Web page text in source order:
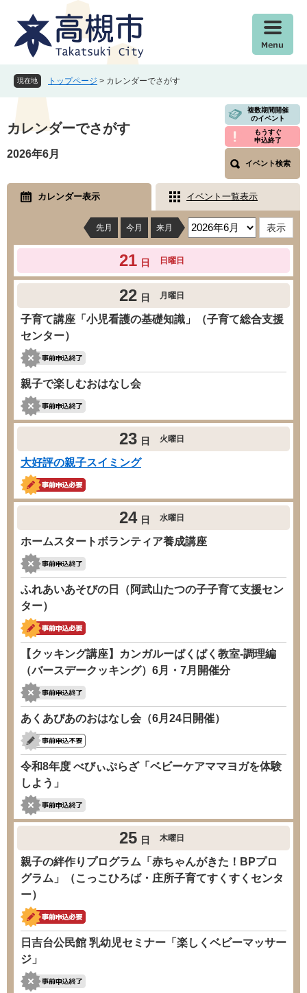
本
文
現在地 トップページ > カレンダーでさがす
文
カレンダーでさがす
複数期間開催
のイベント
もうすぐ
申込終了
イベント検索
2026年6月
カレンダー表示 イベント一覧表示
先月 今月 来月
21 日 日曜日
22 日 月曜日
子育て講座「小児看護の基礎知識」（子育て総合支援
センター）
親子で楽しむおはなし会
23 日 火曜日
大好評の親子スイミング
24 日 水曜日
ホームスタートボランティア養成講座
ふれあいあそびの日（阿武山たつの子子育て支援セン
ター）
【クッキング講座】カンガルーぱくぱく教室-調理編
（バースデークッキング）6月・7月開催分
あくあぴあのおはなし会（6月24日開催）
令和8年度 べびぃぷらざ「ベビーケアママヨガを体験
しよう」
25 日 木曜日
親子の絆作りプログラム「赤ちゃんがきた！BPプロ
グラム」（こっこひろば・庄所子育てすくすくセンタ
ー）
日吉台公民館 乳幼児セミナー「楽しくベビーマッサー
ジ」